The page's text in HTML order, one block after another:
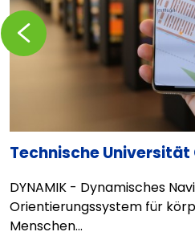
Technische Universität
DYNAMIK - Dynamisches
Orientierungssystem für
Menschen...
Zurückblättern